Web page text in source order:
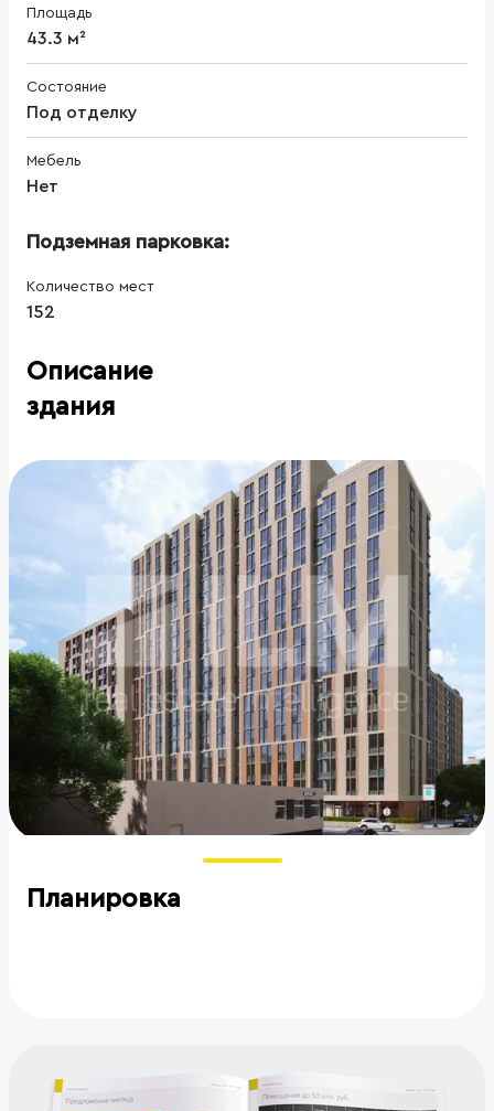
Площадь
43.3 м²
Состояние
Под отделку
Мебель
Нет
Подземная парковка:
Количество мест
152
Описание
здания
Планировка